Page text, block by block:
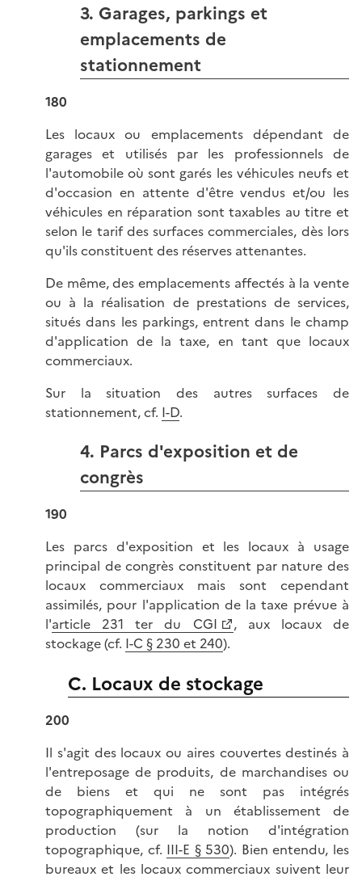
3. Garages, parkings et
emplacements de
stationnement
180
Les locaux ou emplacements dépendant de
garages et utilisés par les professionnels de
l'automobile où sont garés les véhicules neufs et
d'occasion en attente d'être vendus et/ou les
véhicules en réparation sont taxables au titre et
selon le tarif des surfaces commerciales, dès lors
qu'ils constituent des réserves attenantes.
De même, des emplacements affectés à la vente
ou à la réalisation de prestations de services,
situés dans les parkings, entrent dans le champ
d'application de la taxe, en tant que locaux
commerciaux.
Sur la situation des autres surfaces de
stationnement, cf. I-D.
4. Parcs d'exposition et de
congrès
190
Les parcs d'exposition et les locaux à usage
principal de congrès constituent par nature des
locaux commerciaux mais sont cependant
assimilés, pour l'application de la taxe prévue à
l'article 231 ter du CGI
, aux locaux de
stockage (cf. I-C § 230 et 240).
C. Locaux de stockage
200
Il s'agit des locaux ou aires couvertes destinés à
l'entreposage de produits, de marchandises ou
de biens et qui ne sont pas intégrés
topographiquement à un établissement de
production (sur la notion d'intégration
topographique, cf. III-E § 530). Bien entendu, les
bureaux et les locaux commerciaux suivent leur